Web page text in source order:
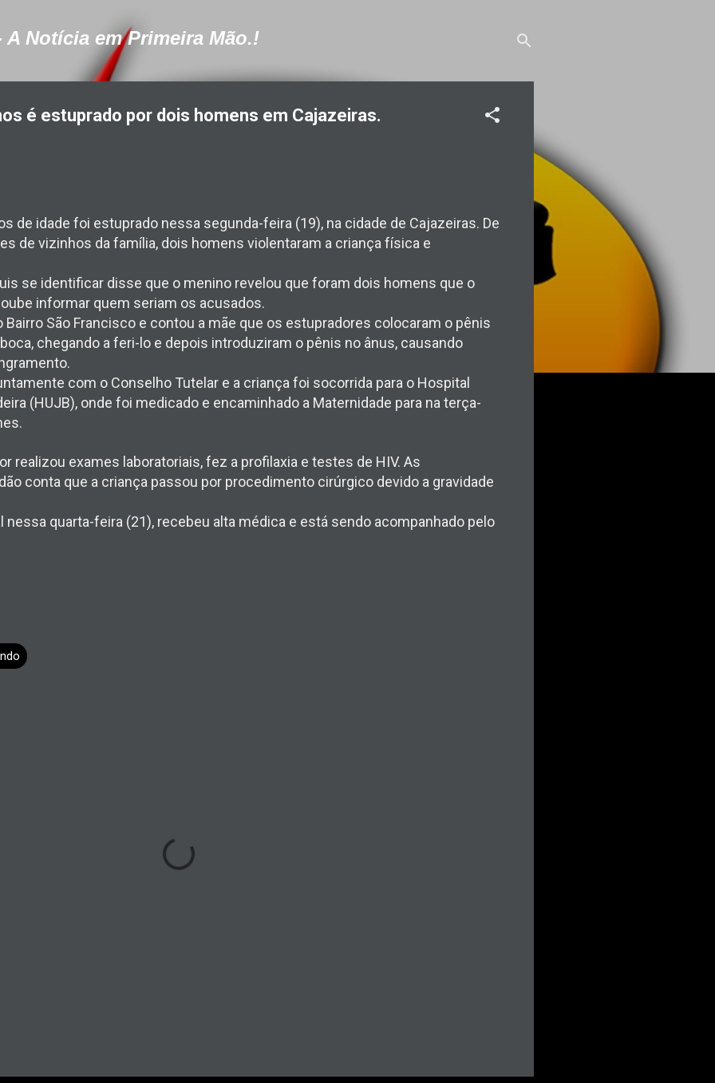
A Notícia em Primeira Mão.!
é estuprado por dois homens em Cajazeiras.
de idade foi estuprado nessa segunda-feira (19), na cidade de Cajazeiras. De
de vizinhos da família, dois homens violentaram a criança física e
se identificar disse que o menino revelou que foram dois homens que o
informar quem seriam os acusados.
Bairro São Francisco e contou a mãe que os estupradores colocaram o pênis
chegando a feri-lo e depois introduziram o pênis no ânus, causando
com o Conselho Tutelar e a criança foi socorrida para o Hospital
(HUJB), onde foi medicado e encaminhado a Maternidade para na terça-
realizou exames laboratoriais, fez a profilaxia e testes de HIV. As
conta que a criança passou por procedimento cirúrgico devido a gravidade
nessa quarta-feira (21), recebeu alta médica e está sendo acompanhado pelo